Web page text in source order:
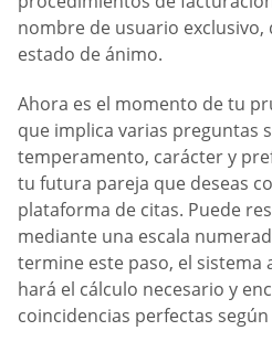
nombre de usuario
estado de ánimo.
Ahora es el momento de tu
que implica varias preguntas
temperamento, carácter y
tu futura pareja que deseas
plataforma de citas. Puede
mediante una escala
termine este paso, el sistema
hará el cálculo necesario y
coincidencias perfectas